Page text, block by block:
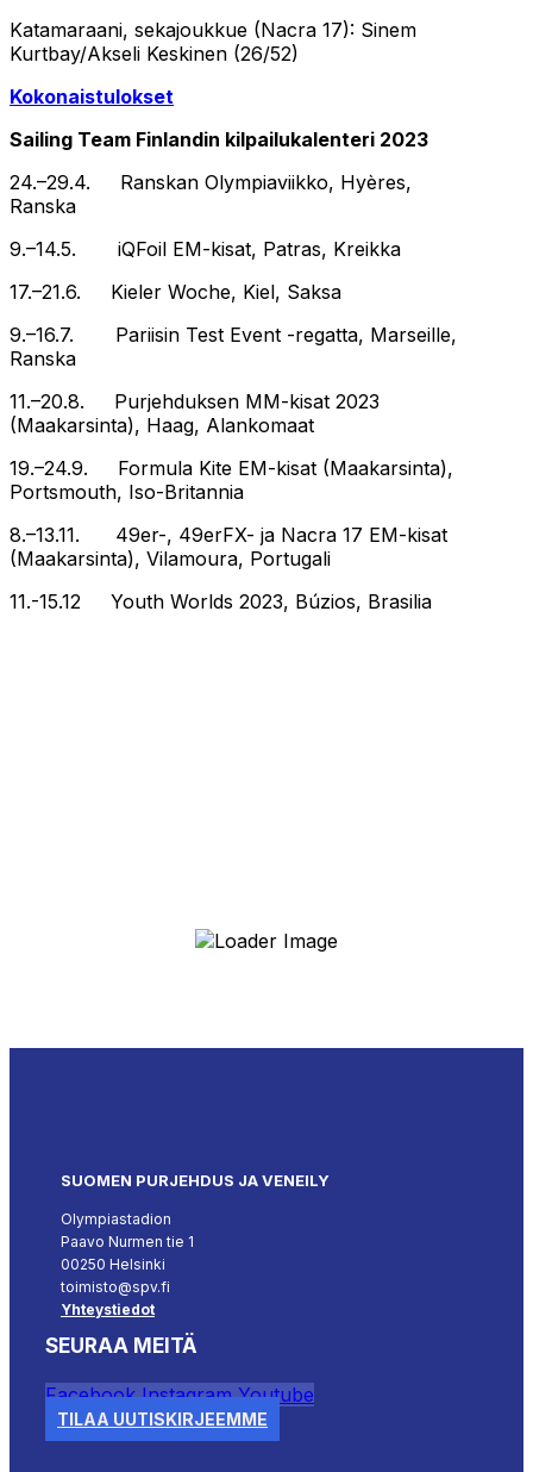
Katamaraani, sekajoukkue (Nacra 17): Sinem
Kurtbay/Akseli Keskinen (26/52)
Kokonaistulokset
Sailing Team Finlandin kilpailukalenteri 2023
24.–29.4. Ranskan Olympiaviikko, Hyères,
Ranska
9.–14.5. iQFoil EM-kisat, Patras, Kreikka
17.–21.6. Kieler Woche, Kiel, Saksa
9.–16.7. Pariisin Test Event -regatta, Marseille,
Ranska
11.–20.8. Purjehduksen MM-kisat 2023
(Maakarsinta), Haag, Alankomaat
19.–24.9. Formula Kite EM-kisat (Maakarsinta),
Portsmouth, Iso-Britannia
8.–13.11. 49er-, 49erFX- ja Nacra 17 EM-kisat
(Maakarsinta), Vilamoura, Portugali
11.-15.12 Youth Worlds 2023, Búzios, Brasilia
SUOMEN PURJEHDUS JA VENEILY
Olympiastadion
Paavo Nurmen tie 1
00250 Helsinki
toimisto@spv.fi
Yhteystiedot
SEURAA MEITÄ
Facebook Instagram Youtube
TILAA UUTISKIRJEEMME